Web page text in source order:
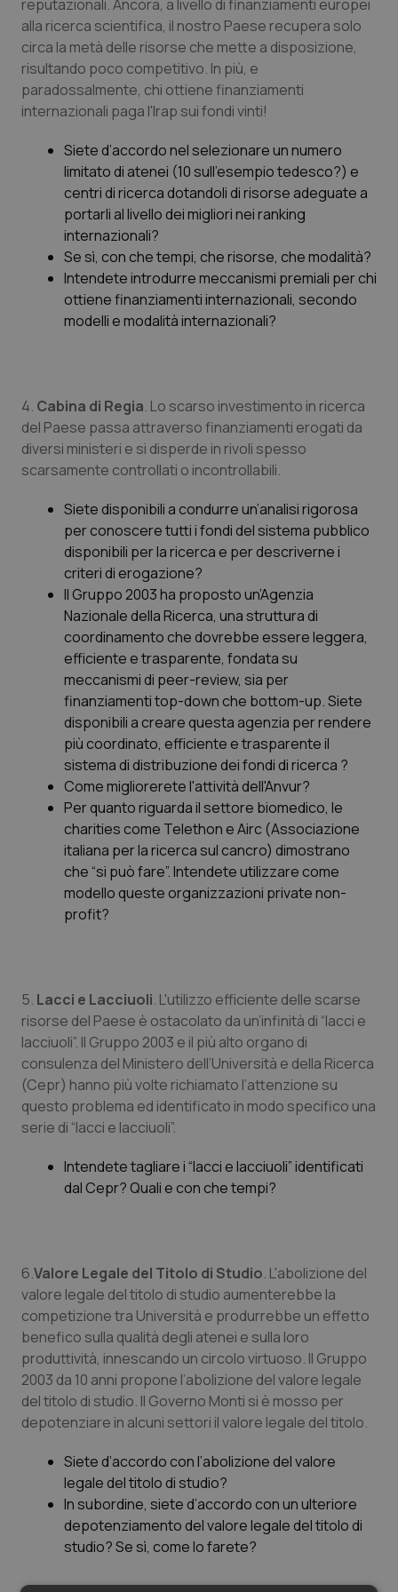
reputazionali. Ancora, a livello di finanziamenti europei
alla ricerca scientifica, il nostro Paese recupera solo
circa la metà delle risorse che mette a disposizione,
risultando poco competitivo. In più, e
paradossalmente, chi ottiene finanziamenti
internazionali paga l'Irap sui fondi vinti!
Siete d’accordo nel selezionare un numero
limitato di atenei (10 sull’esempio tedesco?) e
centri di ricerca dotandoli di risorse adeguate a
portarli al livello dei migliori nei ranking
internazionali?
Se sì, con che tempi, che risorse, che modalità?
Intendete introdurre meccanismi premiali per chi
ottiene finanziamenti internazionali, secondo
modelli e modalità internazionali?
4. Cabina di Regia. Lo scarso investimento in ricerca
del Paese passa attraverso finanziamenti erogati da
diversi ministeri e si disperde in rivoli spesso
scarsamente controllati o incontrollabili.
Siete disponibili a condurre un’analisi rigorosa
per conoscere tutti i fondi del sistema pubblico
disponibili per la ricerca e per descriverne i
criteri di erogazione?
Il Gruppo 2003 ha proposto un’Agenzia
Nazionale della Ricerca, una struttura di
coordinamento che dovrebbe essere leggera,
efficiente e trasparente, fondata su
meccanismi di peer-review, sia per
finanziamenti top-down che bottom-up. Siete
disponibili a creare questa agenzia per rendere
più coordinato, efficiente e trasparente il
sistema di distribuzione dei fondi di ricerca ?
Come migliorerete l'attività dell'Anvur?
Per quanto riguarda il settore biomedico, le
charities come Telethon e Airc (Associazione
italiana per la ricerca sul cancro) dimostrano
che “si può fare”. Intendete utilizzare come
modello queste organizzazioni private non-
profit?
5. Lacci e Lacciuoli. L'utilizzo efficiente delle scarse
risorse del Paese è ostacolato da un’infinità di “lacci e
lacciuoli”. Il Gruppo 2003 e il più alto organo di
consulenza del Ministero dell’Università e della Ricerca
(Cepr) hanno più volte richiamato l’attenzione su
questo problema ed identificato in modo specifico una
serie di “lacci e lacciuoli”.
Intendete tagliare i “lacci e lacciuoli” identificati
dal Cepr? Quali e con che tempi?
6.Valore Legale del Titolo di Studio. L'abolizione del
valore legale del titolo di studio aumenterebbe la
competizione tra Università e produrrebbe un effetto
benefico sulla qualità degli atenei e sulla loro
produttività, innescando un circolo virtuoso. Il Gruppo
2003 da 10 anni propone l’abolizione del valore legale
del titolo di studio. Il Governo Monti si è mosso per
depotenziare in alcuni settori il valore legale del titolo.
Siete d’accordo con l’abolizione del valore
legale del titolo di studio?
In subordine, siete d’accordo con un ulteriore
depotenziamento del valore legale del titolo di
studio? Se sì, come lo farete?